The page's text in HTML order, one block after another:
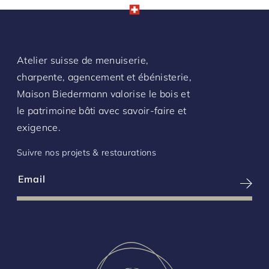
Biedermann SA
Chemin Deluc 9
CH- 1224 Chêne-Bougeries
info@biedermann-sa.com
Contact
Chemin Deluc 9
CH- 1224 Chêne-Bougeries
+41 22 869 04 04
info@biedermann-sa.com
Petits travaux et réparations
Atelier suisse de menuiserie,
charpente, agencement et ébénisterie,
Maison Biedermann valorise le bois et
le patrimoine bâti avec savoir-faire et
exigence.
Suivre nos projets & restaurations